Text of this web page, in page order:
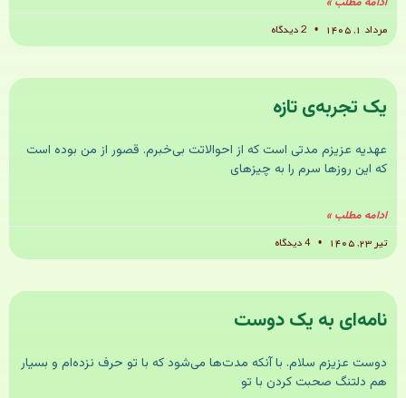
مرداد ۱, ۱۴۰۵
یک تجربه‌ی تازه
عهدیه عزیزم مدتی است که از احوالاتت بی‌خبرم. قصور از من بوده است
که این روزها سرم را به چیزهای
ادامه مطلب »
تیر ۲۳, ۱۴۰۵
نامه‌ای به یک دوست
دوست عزیزم سلام. با آنکه مدت‌ها می‌شود که با تو حرف نزده‌ام و بسیار
هم دلتنگ صحبت کردن با تو